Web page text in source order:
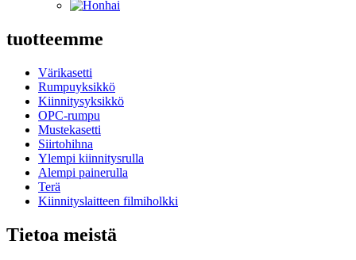
tuotteemme
Värikasetti
Rumpuyksikkö
Kiinnitysyksikkö
OPC-rumpu
Mustekasetti
Siirtohihna
Ylempi kiinnitysrulla
Alempi painerulla
Terä
Kiinnityslaitteen filmiholkki
Tietoa meistä